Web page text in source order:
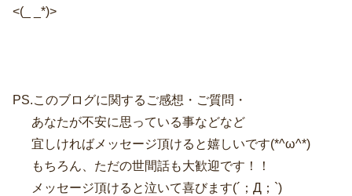
<(_ _*)>
PS.このブログに関するご感想・ご質問・
あなたが不安に思っている事などなど
宜しければメッセージ頂けると嬉しいです(*^ω^*)
もちろん、ただの世間話も大歓迎です！！
メッセージ頂けると泣いて喜びます(´；Д；`)